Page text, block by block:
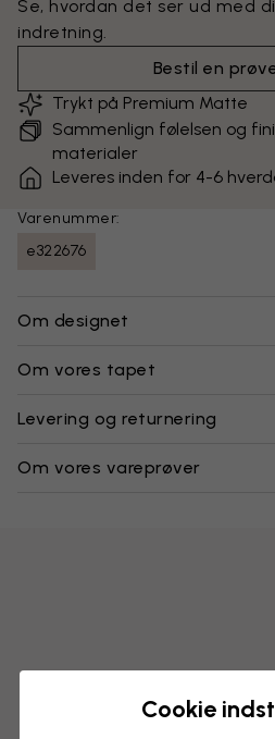
Se, hvordan det ser ud med
indretning.
Bestil en
Trykt på Premium Matte
Sammenlign følelsen og
materialer
Leveres inden for 4-6
Varenummer:
e322676
Om designet
Om vores tapet
Levering og returnering
Om vores vareprøver
Cookie